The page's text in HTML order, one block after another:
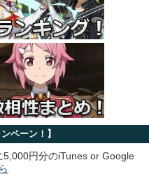
ペーン！】
円分のiTunes or Google